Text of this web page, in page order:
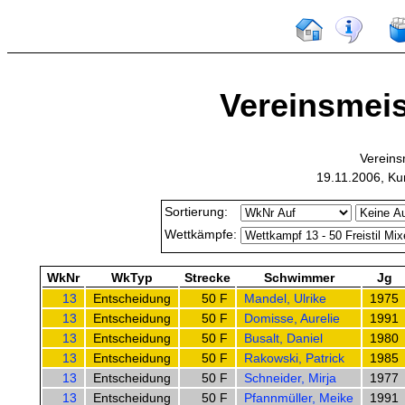
19.11.2006,
Sortierung:
Wettkämpfe:
WkNr WkTyp Strecke Schwimmer
Jg
13
Entscheidung 50 F Mandel, Ulrike
1975
13
Entscheidung 50 F Domisse, Aurelie
1991
13
Entscheidung 50 F Busalt, Daniel
1980
13
Entscheidung 50 F Rakowski, Patrick
1985
13
Entscheidung 50 F Schneider, Mirja
1977
13
Entscheidung 50 F Pfannmüller, Meike 1991